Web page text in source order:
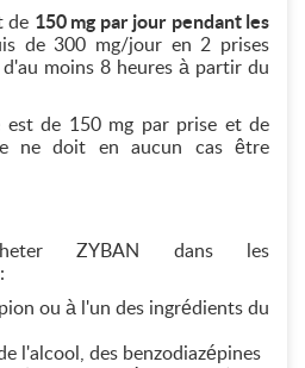
de 150 mg par jour pendant les
de 300 mg/jour en 2 prises
moins 8 heures à partir du
est de 150 mg par prise et de
ne doit en aucun cas être
ZYBAN dans les
ou à l'un des ingrédients du
l'alcool, des benzodiazépines